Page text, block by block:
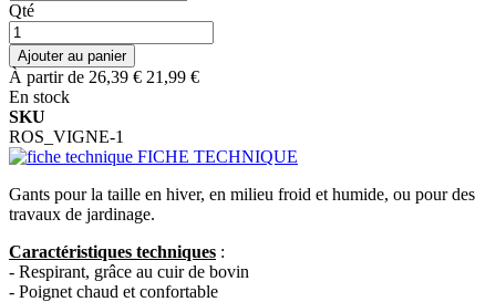
Qté
Ajouter au panier
À partir de 26,39 € 21,99 €
En stock
SKU
ROS_VIGNE-1
FICHE TECHNIQUE
Gants pour la taille en hiver, en milieu froid et humide, ou pour des
travaux de jardinage.
Caractéristiques techniques :
- Respirant, grâce au cuir de bovin
- Poignet chaud et confortable